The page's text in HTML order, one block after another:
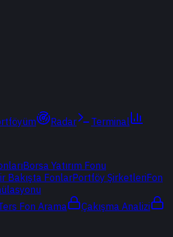
Radar
Terminal
Borsa Yatırım Fonu
Bakışta FonlarPortföy ŞirketleriFon
Fon Arama
Çakışma Analizi